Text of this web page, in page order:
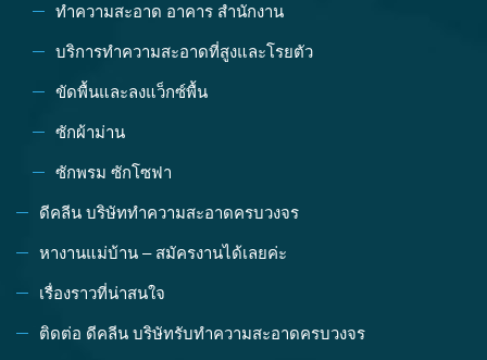
ทำความสะอาด อาคาร สำนักงาน
บริการทำความสะอาดที่สูงและโรยตัว
ขัดพื้นและลงแว็กซ์พื้น
ซักผ้าม่าน
ซักพรม ซักโซฟา
ดีคลีน บริษัททำความสะอาดครบวงจร
หางานแม่บ้าน – สมัครงานได้เลยค่ะ
เรื่องราวที่น่าสนใจ
ติดต่อ ดีคลีน บริษัทรับทำความสะอาดครบวงจร